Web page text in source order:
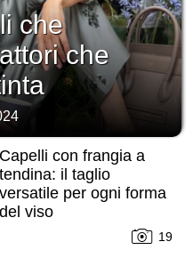
che
che
Capelli con frangia a
tendina: il taglio
versatile per ogni forma
del viso
19